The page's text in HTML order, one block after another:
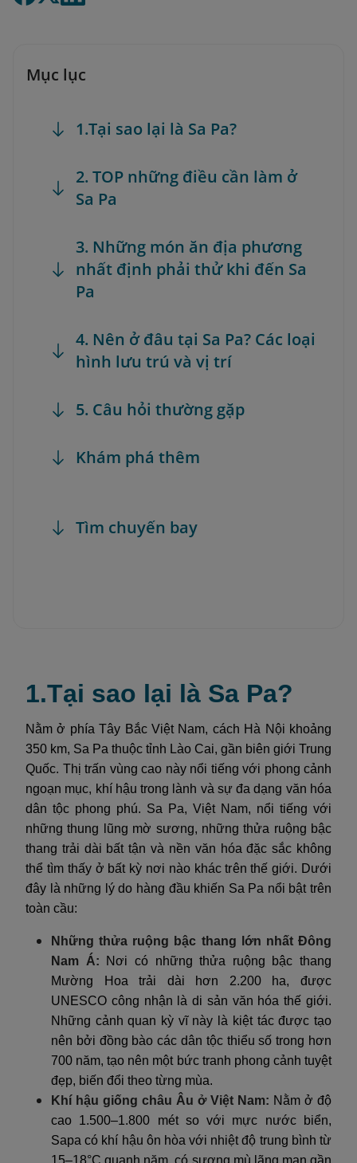
Mục lục
1.Tại sao lại là Sa Pa?
2. TOP những điều cần làm ở
Sa Pa
3. Những món ăn địa phương
nhất định phải thử khi đến Sa
Pa
4. Nên ở đâu tại Sa Pa? Các loại
hình lưu trú và vị trí
5. Câu hỏi thường gặp
Khám phá thêm
Tìm chuyến bay
1.Tại sao lại là Sa Pa?
Nằm ở phía Tây Bắc Việt Nam, cách Hà Nội khoảng
350 km, Sa Pa thuộc tỉnh Lào Cai, gần biên giới Trung
Quốc. Thị trấn vùng cao này nổi tiếng với phong cảnh
ngoạn mục, khí hậu trong lành và sự đa dạng văn hóa
dân tộc phong phú. Sa Pa, Việt Nam, nổi tiếng với
những thung lũng mờ sương, những thửa ruộng bậc
thang trải dài bất tận và nền văn hóa đặc sắc không
thể tìm thấy ở bất kỳ nơi nào khác trên thế giới. Dưới
đây là những lý do hàng đầu khiến Sa Pa nổi bật trên
toàn cầu:
Những thửa ruộng bậc thang lớn nhất Đông
Nam Á:
Nơi có những thửa ruộng bậc thang
Mường Hoa trải dài hơn 2.200 ha, được
UNESCO công nhận là di sản văn hóa thế giới.
Những cảnh quan kỳ vĩ này là kiệt tác được tạo
nên bởi đồng bào các dân tộc thiểu số trong hơn
700 năm, tạo nên một bức tranh phong cảnh tuyệt
đẹp, biến đổi theo từng mùa.
Khí hậu giống châu Âu ở Việt Nam: Nằm ở độ
cao 1.500–1.800 mét so với mực nước biển,
Sapa có khí hậu ôn hòa với nhiệt độ trung bình từ
15–18°C quanh năm, có sương mù lãng mạn gần